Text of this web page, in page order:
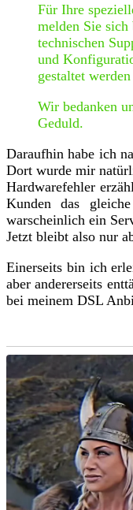
Für Ihre
melden Sie
technischen
und
gestaltet
Wir bedanken
Geduld.
Daraufhin habe ich
Dort wurde mir
Hardwarefehler
Kunden das
warscheinlich ein
Jetzt bleibt also nur
Einerseits bin ich
aber andererseits
bei meinem DSL